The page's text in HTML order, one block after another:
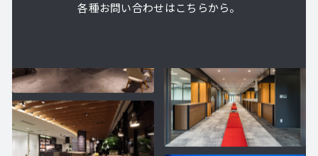
各種お問い合わせはこちらから。